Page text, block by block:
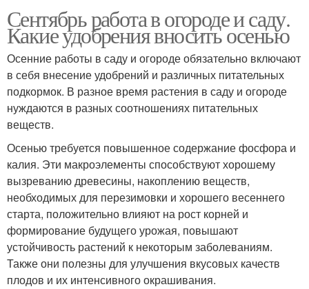
Сентябрь работа в огороде и саду.
Какие удобрения вносить осенью
Осенние работы в саду и огороде обязательно включают
в себя внесение удобрений и различных питательных
подкормок. В разное время растения в саду и огороде
нуждаются в разных соотношениях питательных
веществ.
Осенью требуется повышенное содержание фосфора и
калия. Эти макроэлементы способствуют хорошему
вызреванию древесины, накоплению веществ,
необходимых для перезимовки и хорошего весеннего
старта, положительно влияют на рост корней и
формирование будущего урожая, повышают
устойчивость растений к некоторым заболеваниям.
Также они полезны для улучшения вкусовых качеств
плодов и их интенсивного окрашивания.